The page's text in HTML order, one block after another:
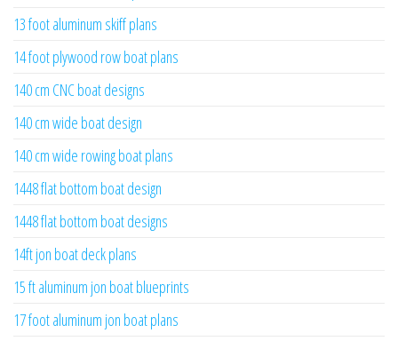
13 foot aluminum skiff plans
14 foot plywood row boat plans
140 cm CNC boat designs
140 cm wide boat design
140 cm wide rowing boat plans
1448 flat bottom boat design
1448 flat bottom boat designs
14ft jon boat deck plans
15 ft aluminum jon boat blueprints
17 foot aluminum jon boat plans